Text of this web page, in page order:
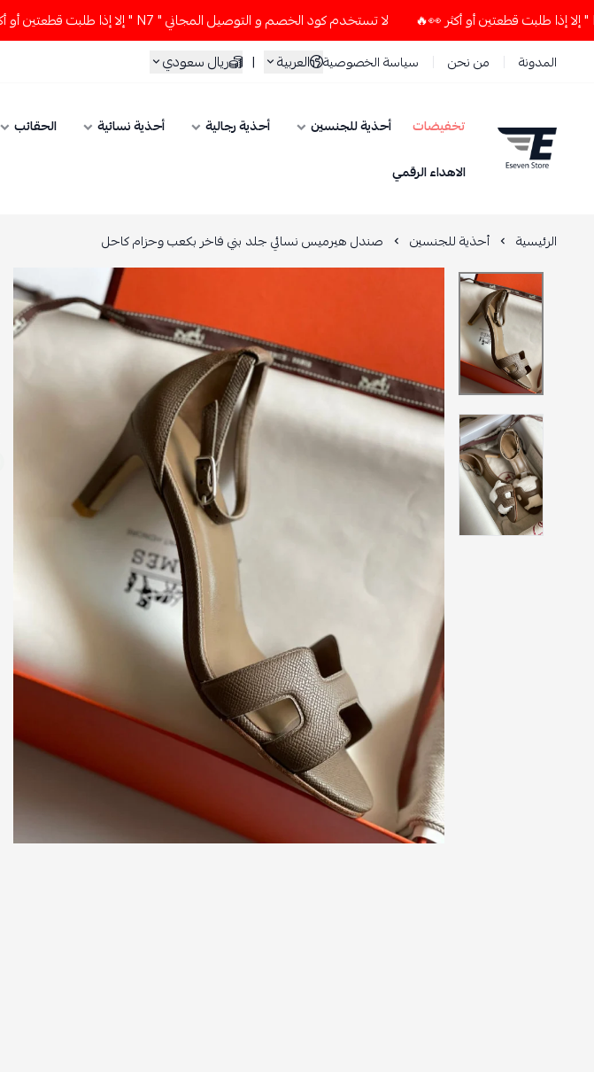
لا تستخدم كود الخصم و التوصيل المجاني " N7 " إلا إذا طلبت قطعتين أو أكثر 👀🔥
المدونة من نحن سياسة الخصوصية العربية | ريال سعودي
ESEVEN STORE
تخفيضات أحذية للجنسين أحذية رجالية أحذية نسائية الحقائب
الاهداء الرقمي
الرئيسية أحذية للجنسين صندل هيرميس نسائي جلد بني فاخر بكعب وحزام كاحل